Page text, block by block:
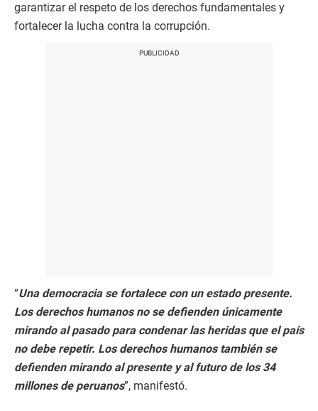
garantizar el respeto de los derechos fundamentales y
fortalecer la lucha contra la corrupción.
“Una democracia se fortalece con un estado presente.
Los derechos humanos no se defienden únicamente
mirando al pasado para condenar las heridas que el país
no debe repetir. Los derechos humanos también se
defienden mirando al presente y al futuro de los 34
millones de peruanos”, manifestó.